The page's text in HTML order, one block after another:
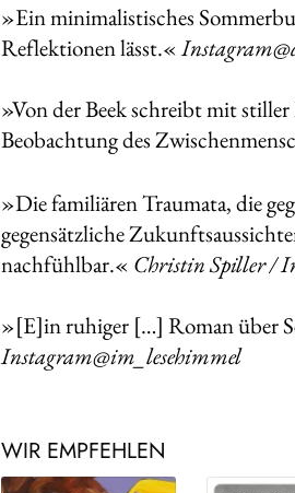
»Ein minimalistisches
Reflektionen lässt.«Instagram
»Von der Beek schreibt mit
Beobachtung des
»Die familiären Traumata, die
gegensätzliche
nachfühlbar.« Christin Spiller /
»[E]in ruhiger […] Roman über
Instagram@im_lesehimmel
WIR EMPFEHLEN